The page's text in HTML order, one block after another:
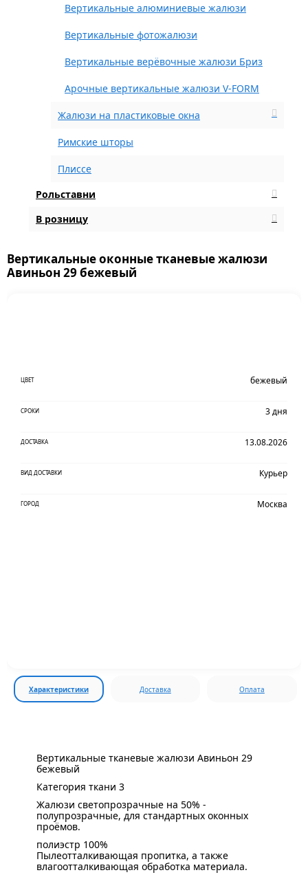
Вертикальные алюминиевые жалюзи
Вертикальные фотожалюзи
Вертикальные верёвочные жалюзи Бриз
Арочные вертикальные жалюзи V-FORM
Жалюзи на пластиковые окна
Римские шторы
Плиссе
Рольставни
В розницу
Вертикальные оконные тканевые жалюзи
Авиньон 29 бежевый
ЦВЕТ бежевый
СРОКИ 3 дня
ДОСТАВКА 13.08.2026
ВИД ДОСТАВКИ Курьер
ГОРОД Москва
Характеристики Доставка Оплата
Вертикальные тканевые жалюзи Авиньон 29
бежевый
Категория ткани 3
Жалюзи светопрозрачные на 50% -
полупрозрачные, для стандартных оконных
проёмов.
полиэстр 100%
Пылеотталкивающая пропитка, а также
влагоотталкивающая обработка материала.